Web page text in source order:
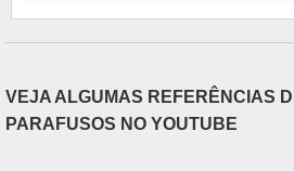
VEJA ALGUMAS REFERÊNCIAS
PARAFUSOS NO YOUTUBE